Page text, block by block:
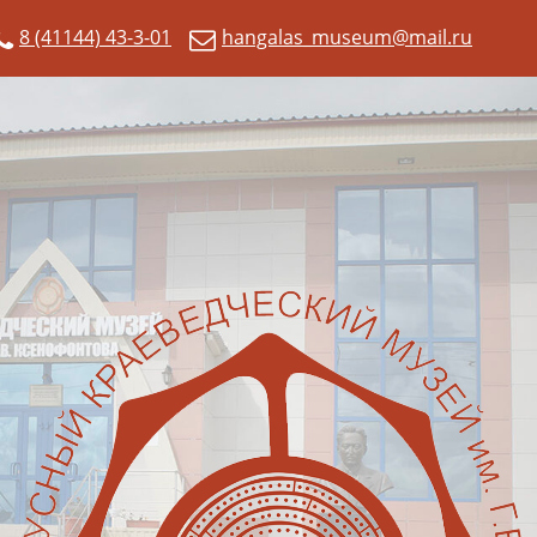
8 (41144) 43-3-01 hangalas_museum@mail.ru